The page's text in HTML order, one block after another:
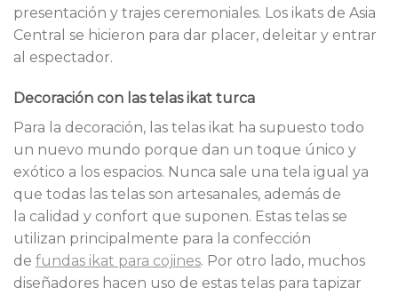
presentación y trajes ceremoniales. Los ikats de Asia
Central se hicieron para dar placer, deleitar y entrar
al espectador.
Decoración con las telas ikat turca
Para la decoración, las telas ikat ha supuesto todo
un nuevo mundo porque dan un toque único y
exótico a los espacios. Nunca sale una tela igual ya
que todas las telas son artesanales, además de
la calidad y confort que suponen. Estas telas se
utilizan principalmente para la confección
de fundas ikat para cojines. Por otro lado, muchos
diseñadores hacen uso de estas telas para tapizar